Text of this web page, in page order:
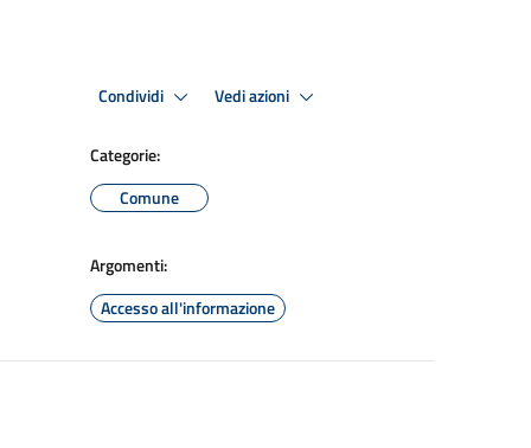
Condividi Vedi azioni
Categorie:
Comune
Argomenti:
Accesso all'informazione